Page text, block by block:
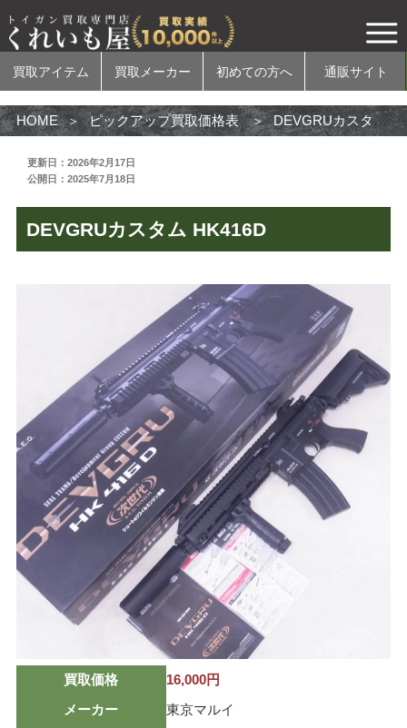
買取アイテム 買取メーカー 初めての方へ 通販サイト
買取アイテム
エアコッキングガン
無可動実銃
カスタムパーツ
ミリタリーグッズ
ナイフ
日本刀・模造刀
アーチェリー
アウトドア用品
買取メーカー
マルシン
ウエスタンアームズ
HOME ピックアップ買取価格表 DEVGRUカスタム HK416D
更新日：2026年2月17日
公開日：2025年7月18日
DEVGRUカスタム HK416D
買取価格
16,000円
メーカー
東京マルイ